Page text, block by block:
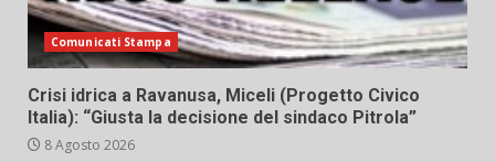
Comunicati Stampa
Crisi idrica a Ravanusa, Miceli (Progetto Civico
Italia): “Giusta la decisione del sindaco Pitrola”
8 Agosto 2026